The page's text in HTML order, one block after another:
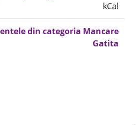
kCal
din categoria Mancare
Gatita